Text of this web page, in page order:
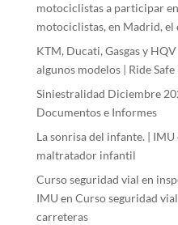
motociclistas a participar
motociclistas, en Madrid, el
KTM, Ducati, Gasgas y
algunos modelos | Ride Safe
Siniestralidad Diciembre
Documentos e Informes
La sonrisa del infante. | IMU
maltratador infantil
Curso seguridad vial en
IMU en Curso seguridad
carreteras